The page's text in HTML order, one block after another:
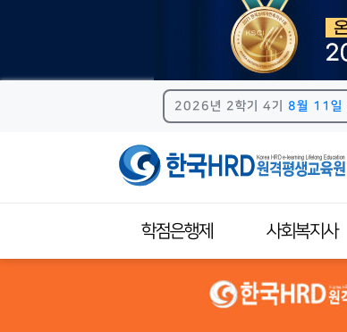
2026년 2학기 4기 8월 11일
학점은행제
학점은행제안내
사회복지사
사회복지사자격제도